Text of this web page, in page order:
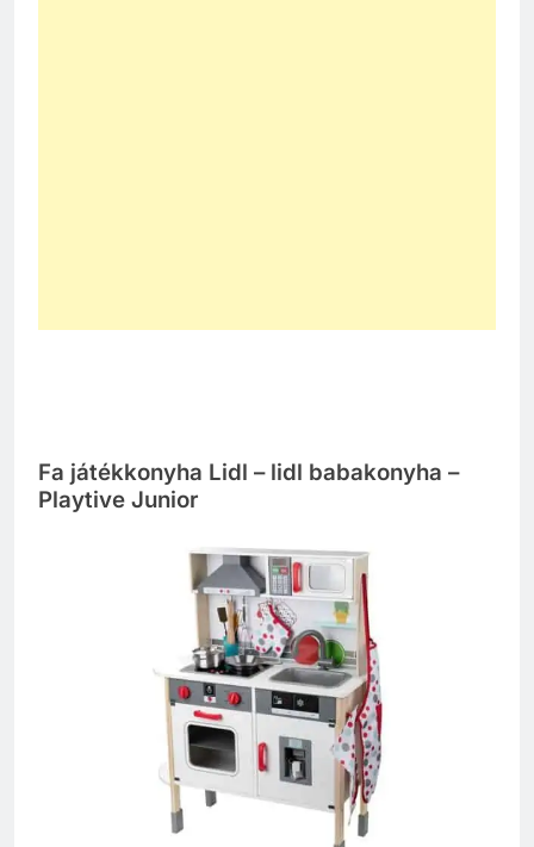
Fa játékkonyha Lidl – lidl babakonyha –
Playtive Junior